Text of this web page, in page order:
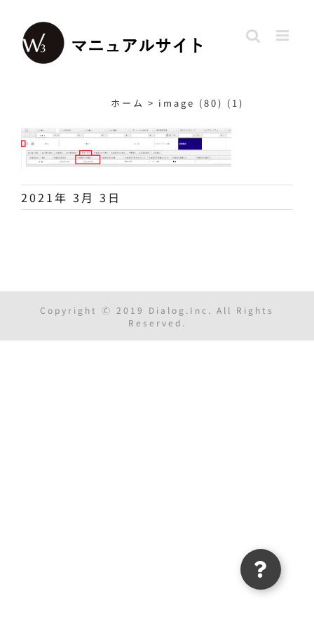
content
ホーム > image (80) (1)
2021年 3月 3日
Copyright Ⓒ 2019 Dialog.Inc. All Rights
Reserved.